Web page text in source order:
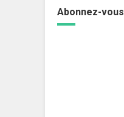
Abonnez-vous